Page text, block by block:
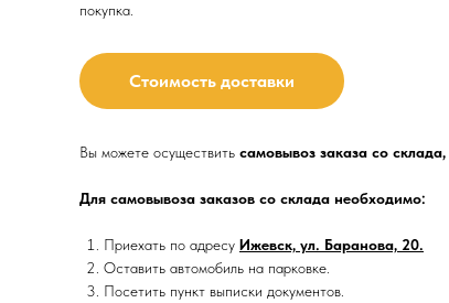
покупка.
Стоимость доставки
Вы можете осуществить самовывоз заказа со склада,
Для самовывоза заказов со склада необходимо:
Приехать по адресу Ижевск, ул. Баранова, 20.
Оставить автомобиль на парковке.
Посетить пункт выписки документов.